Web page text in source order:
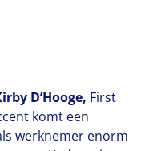
D’Hooge, First
komt een
werknemer enorm